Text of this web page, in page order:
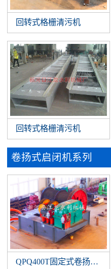
回转式格栅清污机
回转式格栅清污机
卷扬式启闭机系列
QPQ400T固定式卷扬启闭机